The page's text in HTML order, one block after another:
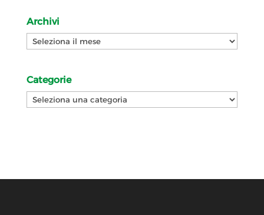
Archivi
Archivi
Categorie
Categorie